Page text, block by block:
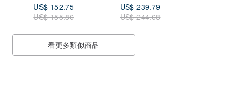
US$ 152.75
US$ 155.86
US$ 239.79
US$ 244.68
看更多類似商品